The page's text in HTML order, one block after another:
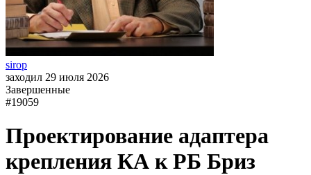
sirop
заходил 29 июля 2026
Завершенные
#19059
Проектирование адаптера
крепления КА к РБ Бриз